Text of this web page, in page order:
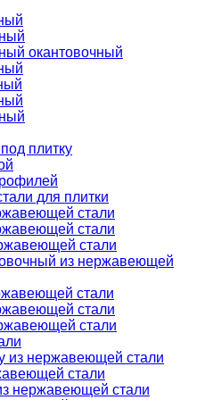
окантовочный
плитку
для плитки
стали
стали
стали
из нержавеющей
стали
стали
стали
из нержавеющей стали
стали
нержавеющей стали